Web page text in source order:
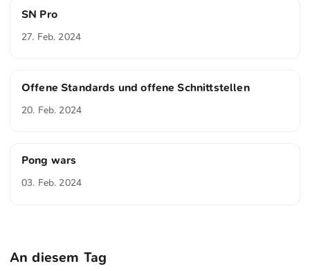
SN Pro
27. Feb. 2024
Offene Standards und offene Schnittstellen
20. Feb. 2024
Pong wars
03. Feb. 2024
An diesem Tag